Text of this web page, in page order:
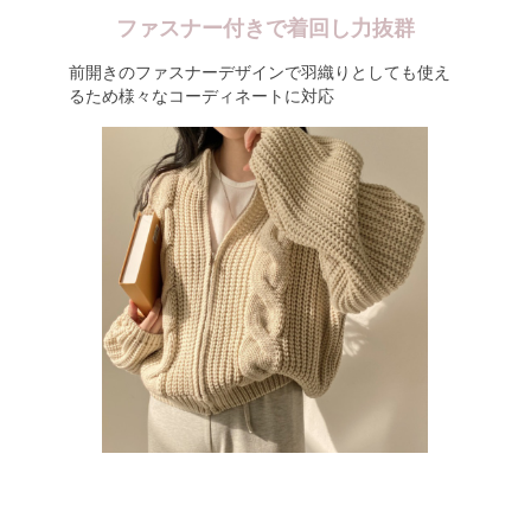
ファスナー付きで着回し力抜群
前開きのファスナーデザインで羽織りとしても使え
るため様々なコーディネートに対応